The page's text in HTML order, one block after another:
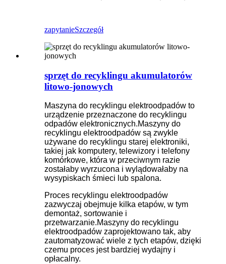
zapytanieSzczegół
sprzęt do recyklingu akumulatorów
litowo-jonowych
Maszyna do recyklingu elektroodpadów to
urządzenie przeznaczone do recyklingu
odpadów elektronicznych.Maszyny do
recyklingu elektroodpadów są zwykle
używane do recyklingu starej elektroniki,
takiej jak komputery, telewizory i telefony
komórkowe, która w przeciwnym razie
zostałaby wyrzucona i wylądowałaby na
wysypiskach śmieci lub spalona.
Proces recyklingu elektroodpadów
zazwyczaj obejmuje kilka etapów, w tym
demontaż, sortowanie i
przetwarzanie.Maszyny do recyklingu
elektroodpadów zaprojektowano tak, aby
zautomatyzować wiele z tych etapów, dzięki
czemu proces jest bardziej wydajny i
opłacalny.